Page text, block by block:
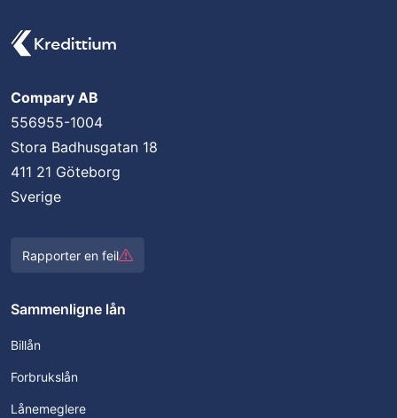
Compary AB
556955-1004
Stora Badhusgatan 18
411 21 Göteborg
Sverige
Rapporter en feil
Sammenligne lån
Billån
Forbrukslån
Lånemeglere